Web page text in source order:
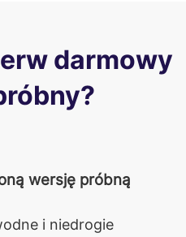
darmowy
wersję próbną
i niedrogie